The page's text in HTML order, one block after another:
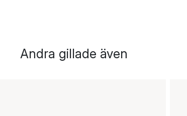
Andra gillade även